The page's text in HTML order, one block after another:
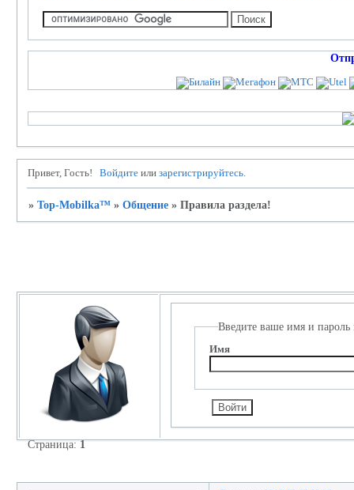
Привет, Гость! Войдите илизарегистрируйтесь
»Top-Mobilka™ »Общение »Правила раздела!
Введите ваше имя и
Имя
Страница:1